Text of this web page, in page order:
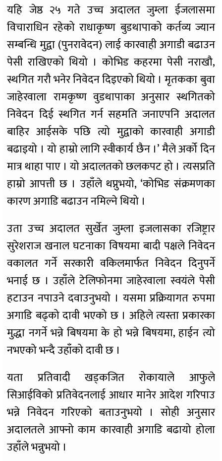
यहि जेष्ठ २५ गते उच्च अदालत जुम्ला ईजलासमा
विचाराधिन रहेको राधाकृष्ण बुडथापाको कर्तव्य ज्यान
सम्बन्धि मुद्वा (पुनरावेदन) लाई कारवाही अगाडी बढाउन
पेसी राखिएको थियो । कोभिड कहरमा पेसी नराखौ,
स्थगित गरौ भनेर निवेदन दिइएको थियो । मृतकका बुवा
जाहेरवाला रामकृष्ण वुडथापाका अनुसार स्थगितको
निवेदन दिई स्थगित गर्न सहमति जनाएपनि अदालत
बाहिर आईसके पछि त्यो मुद्वाको कारवाही अगाडी
बढाइयो । यो हाम्रो लागि स्वीकार्य छैन ।’ मैले अर्को दिन
मात्र थाहा पाए । यो अदालतको छलकपट हो । त्यसप्रति
हाम्रो आपत्ती छ । उहाँले थप्नुभयो, ‘कोभिड संक्रमणका
कारण अगाडि बढाउन नमिल्ने थियो ।
उता उच्च अदालत सुर्खेत जुम्ला इजलासका रजिष्ट्रार
सुरेशराज खनाल घटनाका विषयमा बादी पक्षले निवेदन
वकालत गर्ने सरकारी वकिलमार्फत निवेदन दिनुपर्ने
भनाई छ । उहाँले टेलिफोनमा जाहेरवाला स्वयंले पेसी
हटाउन नपाउने दवाउनुभयो । यसमा प्रक्रियागत रुपमा
अगाडि बढ्को दावी भएको छ । अहिले त्यस्ता प्रकारका
मुद्धा नगर्ने भन्ने बिषयमा के हो भन्ने बिषयमा, हाईन त्यो
नभएको भन्दै उहाँको दावी छ ।
यता प्रतिवादी खड्कजित रोकायाले आफुले
सिआईविको प्रतिवेदनलाई आधार मानेर आदेश गरिपाउ
भन्ने निवेदन गरिएको बताउनुभयो । सोही अनुसार
अदालतले आफ्नो काम कारवाही अगाडि बढायो होला
उहाँले भन्नुभयो ।